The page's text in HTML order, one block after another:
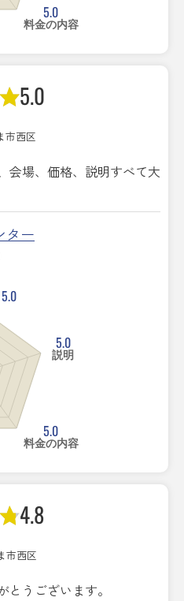
5.0
料金の内容
5.0
市西区
会場、価格、説明すべて大
ター
5.0
5.0
説明
5.0
料金の内容
4.8
市西区
うございます。